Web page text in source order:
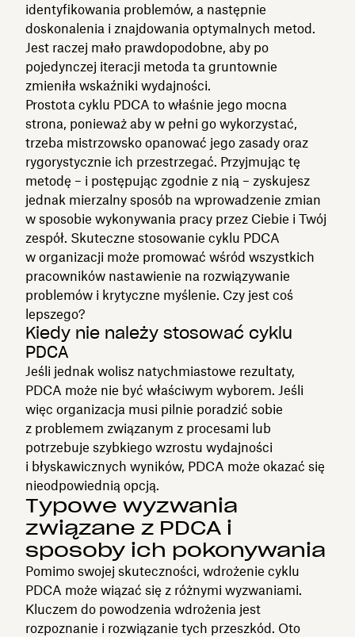
identyfikowania problemów, a następnie
doskonalenia i znajdowania optymalnych metod.
Jest raczej mało prawdopodobne, aby po
pojedynczej iteracji metoda ta gruntownie
zmieniła wskaźniki wydajności.
Prostota cyklu PDCA to właśnie jego mocna
strona, ponieważ aby w pełni go wykorzystać,
trzeba mistrzowsko opanować jego zasady oraz
rygorystycznie ich przestrzegać. Przyjmując tę
metodę – i postępując zgodnie z nią – zyskujesz
jednak mierzalny sposób na wprowadzenie zmian
w sposobie wykonywania pracy przez Ciebie i Twój
zespół. Skuteczne stosowanie cyklu PDCA
w organizacji może promować wśród wszystkich
pracowników nastawienie na rozwiązywanie
problemów i krytyczne myślenie. Czy jest coś
lepszego?
Kiedy nie należy stosować cyklu
PDCA
Jeśli jednak wolisz natychmiastowe rezultaty,
PDCA może nie być właściwym wyborem. Jeśli
więc organizacja musi pilnie poradzić sobie
z problemem związanym z procesami lub
potrzebuje szybkiego wzrostu wydajności
i błyskawicznych wyników, PDCA może okazać się
nieodpowiednią opcją.
Typowe wyzwania
związane z PDCA i
sposoby ich pokonywania
Pomimo swojej skuteczności, wdrożenie cyklu
PDCA może wiązać się z różnymi wyzwaniami.
Kluczem do powodzenia wdrożenia jest
rozpoznanie i rozwiązanie tych przeszkód. Oto